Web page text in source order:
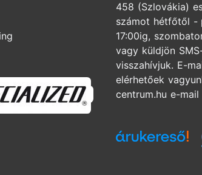
Specialized
458 (Szlovákia)
számot hétfőtől -
17:00ig,
vagy küldjön
visszahívjuk. E-
elérhetőek
centrum.hu e-mail